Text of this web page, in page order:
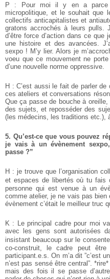
P : Pour moi il y en a parce
micropolitique, et le souhait que
collectifs anticapitalistes et
gratons accrochés à leurs pulls.
d’être force d’action dans ce
une histoire et des avancées.
sexpo ! M’y lier. Alors je
voeu que ce mouvement ne
d’une nouvelle norme oppressive.
H : C’est aussi le fait de parler
ces ateliers et conversations
Que ça passe de bouche à
des sujets, et reposséder des
(les médecins, les traditions etc.),
5. Qu’est-ce que vous pouvez
je vais à un évènement
passe ?”
H : je trouve que l’organisation
et espaces de libertés où tu fais
personne qui est venue à un
comme atelier, je ne vais pas
évènement c’était le meilleur truc
K : Le principal cadre pour moi
avec les gens sont autorisées
insistant beaucoup sur le
co-construit, le cadre peut
participant.e.s.On m’a dit ”c’est
n’est pas sensé être central”.
mais des fois il se passe